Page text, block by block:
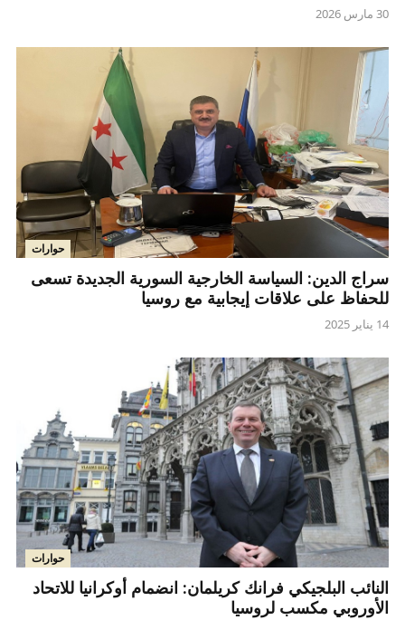
30 مارس 2026
حوارات
سراج الدين: السياسة الخارجية السورية الجديدة تسعى
للحفاظ على علاقات إيجابية مع روسيا
14 يناير 2025
حوارات
النائب البلجيكي فرانك كريلمان: انضمام أوكرانيا للاتحاد
الأوروبي مكسب لروسيا